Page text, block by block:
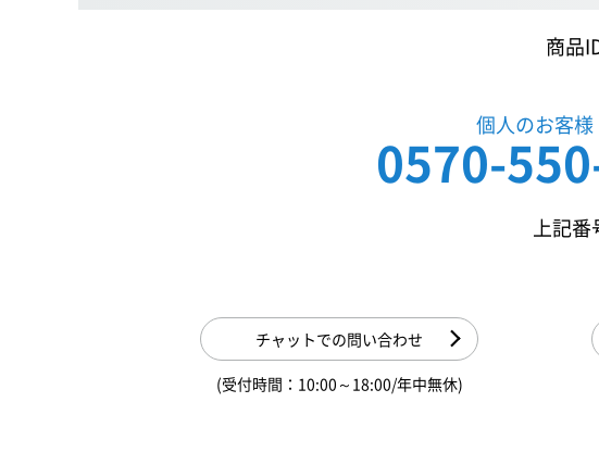
商品
個人のお客様
0570-
上記番
チャットでの問い合わせ
(受付時間：10:00～18:00/年中無休)